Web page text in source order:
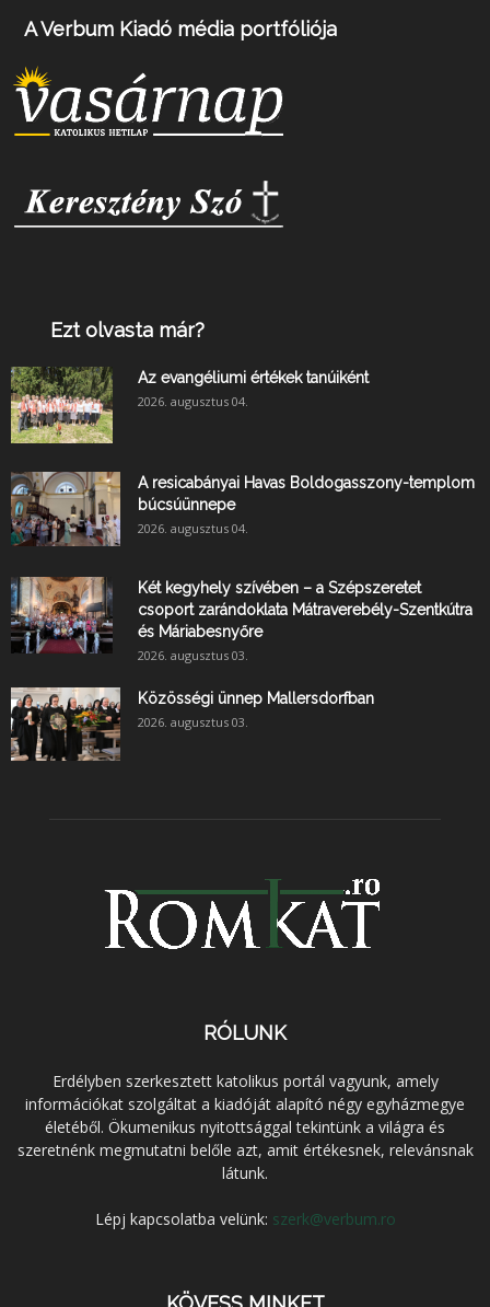
A Verbum Kiadó média portfóliója
Ezt olvasta már?
Az evangéliumi értékek tanúiként
2026. augusztus 04.
A resicabányai Havas Boldogasszony-templom
búcsúünnepe
2026. augusztus 04.
Két kegyhely szívében – a Szépszeretet
csoport zarándoklata Mátraverebély-Szentkútra
és Máriabesnyőre
2026. augusztus 03.
Közösségi ünnep Mallersdorfban
2026. augusztus 03.
RÓLUNK
Erdélyben szerkesztett katolikus portál vagyunk, amely
információkat szolgáltat a kiadóját alapító négy egyházmegye
életéből. Ökumenikus nyitottsággal tekintünk a világra és
szeretnénk megmutatni belőle azt, amit értékesnek, relevánsnak
látunk.
Lépj kapcsolatba velünk: szerk@verbum.ro